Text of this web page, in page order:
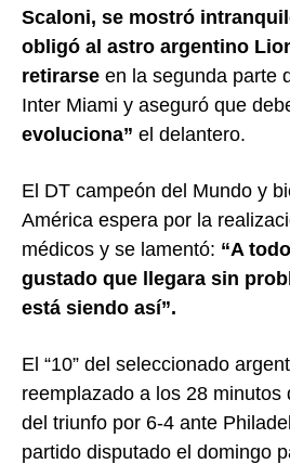
Scaloni, se mostró
obligó al astro argentino
retirarse en la segunda parte
Inter Miami y aseguró que
evoluciona” el delantero.
El DT campeón del Mundo y
América espera por la
médicos y se lamentó: “A
gustado que llegara sin
está siendo así”.
El “10” del seleccionado
reemplazado a los 28 minutos
del triunfo por 6-4 ante
partido disputado el domingo